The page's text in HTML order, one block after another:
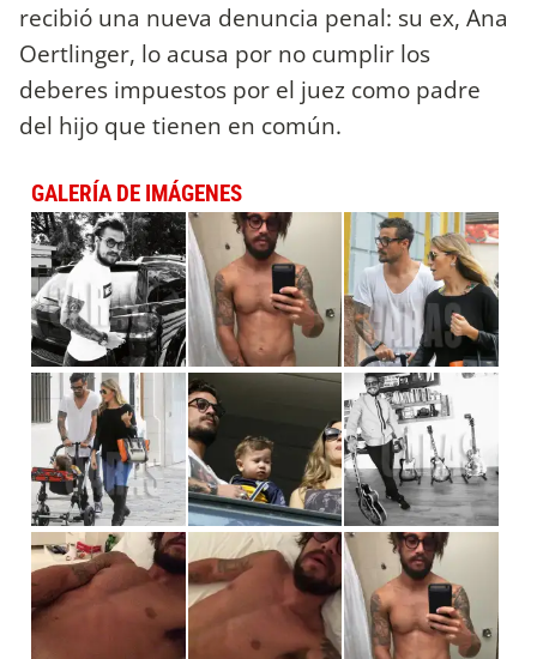
recibió una nueva denuncia penal: su ex, Ana
Oertlinger, lo acusa por no cumplir los
deberes impuestos por el juez como padre
del hijo que tienen en común.
GALERÍA DE IMÁGENES